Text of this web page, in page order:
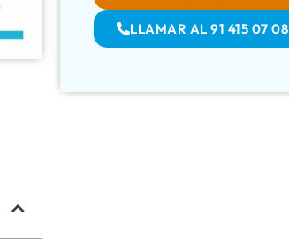
LLAMAR AL 91 415 07 08